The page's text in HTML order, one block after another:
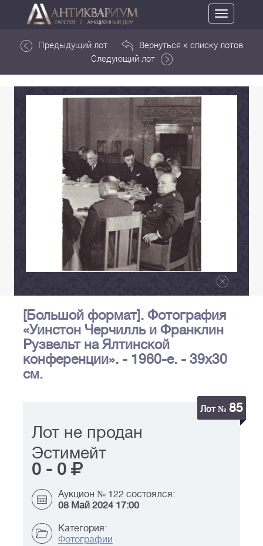
Toggle
navigation
Предыдущий лот
Вернуться к списку лотов
Следующий лот
[Большой формат]. Фотография
«Уинстон Черчилль и Франклин
Рузвельт на Ялтинской
конференции». - 1960-е. - 39х30
см.
Лот № 85
Лот не продан
Эстимейт
0 - 0
Аукцион № 122 состоялся:
08 Май 2024 17:00
Категория:
Фотографии